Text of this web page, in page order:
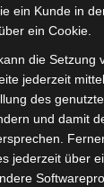
ein Kunde in
ein Cookie.
die Setzung
jederzeit
des
und damit
jederzeit über